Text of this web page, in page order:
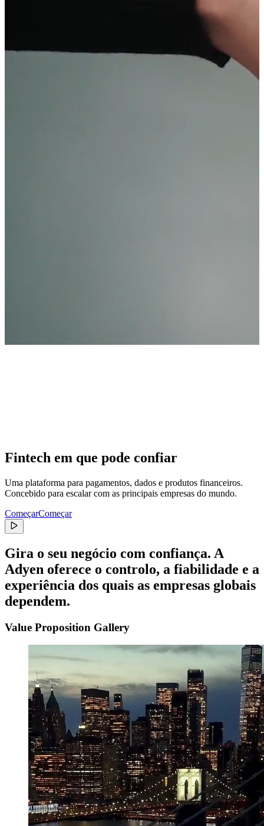
Fintech em que pode confiar
Uma plataforma para pagamentos, dados e produtos financeiros.
Concebido para escalar com as principais empresas do mundo.
ComeçarComeçar
Gira o seu negócio com confiança. A
Adyen oferece o controlo, a fiabilidade e a
experiência dos quais as empresas globais
dependem.
Value Proposition Gallery